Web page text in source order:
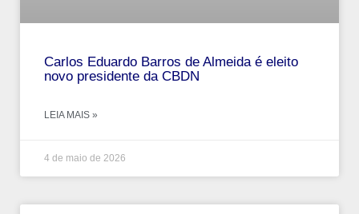
Carlos Eduardo Barros de Almeida é eleito
novo presidente da CBDN
LEIA MAIS »
4 de maio de 2026